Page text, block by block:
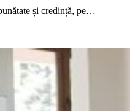
și credință, pe…